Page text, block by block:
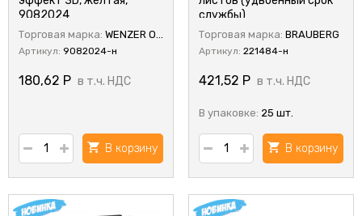
9082024
Торговая марка: WENZER OFFiCE
Артикул: 9082024-н
180,62 Р в т.ч. НДС
В корзину
службы)
Торговая марка: BRAUBERG
Артикул: 221484-н
421,52 Р в т.ч. НДС
В упаковке: 25 шт.
В корзину